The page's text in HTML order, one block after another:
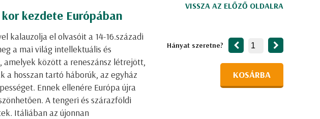
kezdete Európában
kalauzolja el olvasóit a 14-16.századi
a mai világ intellektuális és
között a reneszánsz létrejött,
hosszan tartó háborúk, az egyház
Ennek ellenére Európa újra
A tengeri és szárazföldi
Itáliában az újonnan
VISSZA AZ ELŐZŐ OLDALRA
Hányat szeretne?
KOSÁRBA